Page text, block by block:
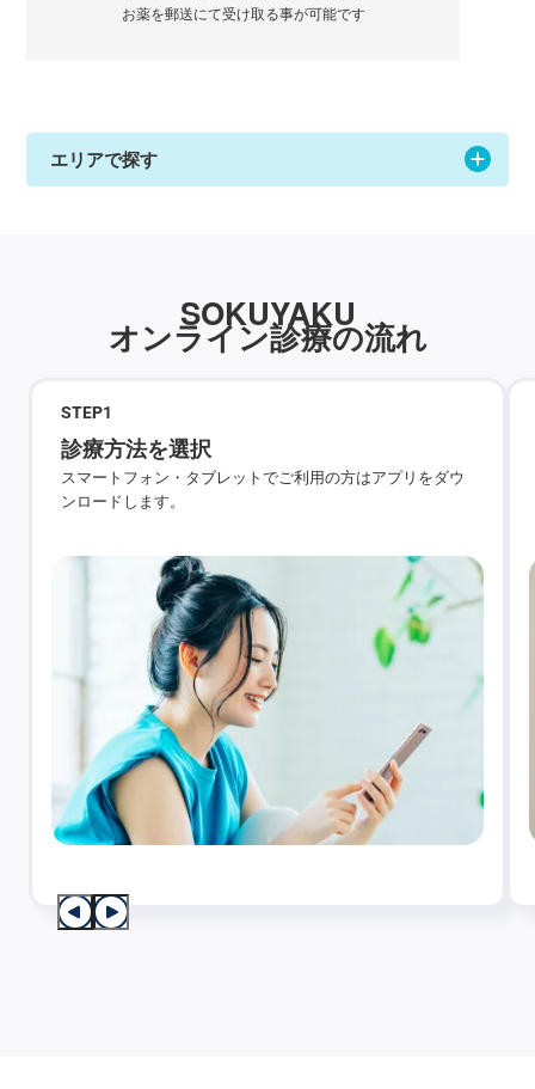
お薬を郵送にて受け取る事が可能です
エリアで探す
SOKUYAKU
オンライン診療の流れ
STEP1
診療方法を選択
スマートフォン・タブレットでご利用の方はアプリをダウ
ンロードします。